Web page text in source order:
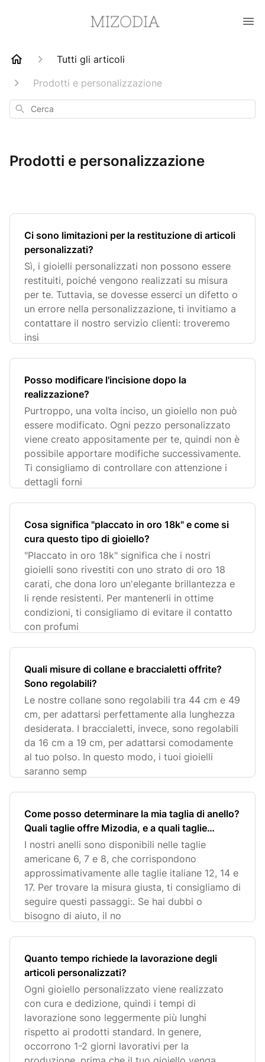
Tutti gli articoli
Prodotti e personalizzazione
Cerca
Prodotti e personalizzazione
Ci sono limitazioni per la restituzione di articoli
personalizzati?
Sì, i gioielli personalizzati non possono essere
restituiti, poiché vengono realizzati su misura
per te. Tuttavia, se dovesse esserci un difetto o
un errore nella personalizzazione, ti invitiamo a
contattare il nostro servizio clienti: troveremo
insi
Posso modificare l'incisione dopo la
realizzazione?
Purtroppo, una volta inciso, un gioiello non può
essere modificato. Ogni pezzo personalizzato
viene creato appositamente per te, quindi non è
possibile apportare modifiche successivamente.
Ti consigliamo di controllare con attenzione i
dettagli forni
Cosa significa "placcato in oro 18k" e come si
cura questo tipo di gioiello?
"Placcato in oro 18k" significa che i nostri
gioielli sono rivestiti con uno strato di oro 18
carati, che dona loro un'elegante brillantezza e
li rende resistenti. Per mantenerli in ottime
condizioni, ti consigliamo di evitare il contatto
con profumi
Quali misure di collane e braccialetti offrite?
Sono regolabili?
Le nostre collane sono regolabili tra 44 cm e 49
cm, per adattarsi perfettamente alla lunghezza
desiderata. I braccialetti, invece, sono regolabili
da 16 cm a 19 cm, per adattarsi comodamente
al tuo polso. In questo modo, i tuoi gioielli
saranno semp
Come posso determinare la mia taglia di anello?
Quali taglie offre Mizodia, e a quali taglie
italiane corrispondono?
I nostri anelli sono disponibili nelle taglie
americane 6, 7 e 8, che corrispondono
approssimativamente alle taglie italiane 12, 14 e
17. Per trovare la misura giusta, ti consigliamo di
seguire questi passaggi:. Se hai dubbi o
bisogno di aiuto, il no
Quanto tempo richiede la lavorazione degli
articoli personalizzati?
Ogni gioiello personalizzato viene realizzato
con cura e dedizione, quindi i tempi di
lavorazione sono leggermente più lunghi
rispetto ai prodotti standard. In genere,
occorrono 1-2 giorni lavorativi per la